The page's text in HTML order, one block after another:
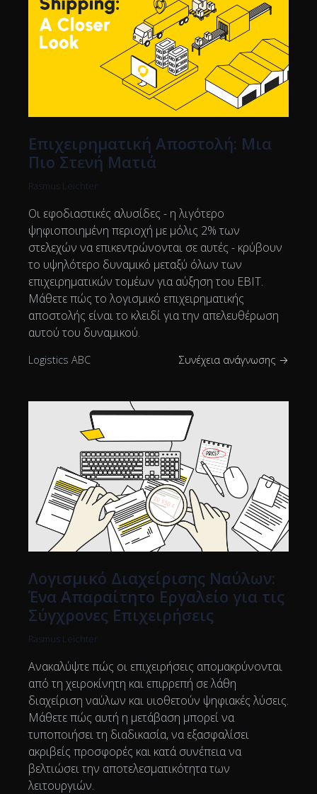
Επιχειρηματική Αποστολή: Μια
Πιο Στενή Ματιά
Rasmus Leichter
Οι εφοδιαστικές αλυσίδες - η λιγότερο
ψηφιοποιημένη περιοχή με μόλις 2% των
στελεχών να επικεντρώνονται σε αυτές - κρύβουν
το υψηλότερο δυναμικό μεταξύ όλων των
επιχειρηματικών τομέων για αύξηση του EBIT.
Μάθετε πώς το λογισμικό επιχειρηματικής
αποστολής είναι το κλειδί για την απελευθέρωση
αυτού του δυναμικού.
Logistics ABC Συνέχεια ανάγνωσης →
Λογισμικό Διαχείρισης Ναύλων:
Ένα Απαραίτητο Εργαλείο για τις
Σύγχρονες Επιχειρήσεις
Rasmus Leichter
Ανακαλύψτε πώς οι επιχειρήσεις απομακρύνονται
από τη χειροκίνητη και επιρρεπή σε λάθη
διαχείριση ναύλων και υιοθετούν ψηφιακές λύσεις.
Μάθετε πώς αυτή η μετάβαση μπορεί να
τυποποιήσει τη διαδικασία, να εξασφαλίσει
ακριβείς προσφορές και κατά συνέπεια να
βελτιώσει την αποτελεσματικότητα των
λειτουργιών.